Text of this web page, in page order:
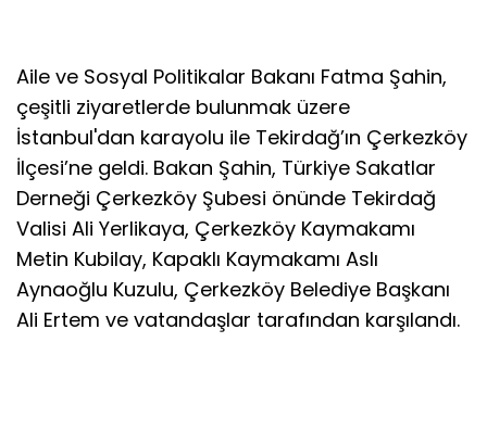
Aile ve Sosyal Politikalar Bakanı Fatma Şahin,
çeşitli ziyaretlerde bulunmak üzere
İstanbul'dan karayolu ile Tekirdağ’ın Çerkezköy
İlçesi’ne geldi. Bakan Şahin, Türkiye Sakatlar
Derneği Çerkezköy Şubesi önünde Tekirdağ
Valisi Ali Yerlikaya, Çerkezköy Kaymakamı
Metin Kubilay, Kapaklı Kaymakamı Aslı
Aynaoğlu Kuzulu, Çerkezköy Belediye Başkanı
Ali Ertem ve vatandaşlar tarafından karşılandı.